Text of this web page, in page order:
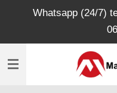
naar
de
Whatsapp (24/7)